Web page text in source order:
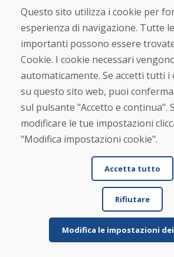
A.Greiner, 09.03.2026
★ ★★★ ★
Gli sci usati sono arrivati ben
giorni. Li ho ordinati durante il fine
Per saperne di più ...
Questo sito utilizza i cookie per
esperienza di navigazione. Tutte
importanti possono essere
Cookie. I cookie necessari
automaticamente. Se accetti tutti i
su questo sito web, puoi
sul pulsante "Accetto e continua".
modificare le tue impostazioni
"Modifica impostazioni cookie".
Accetta tutto
Rifiutare
Modifica le impostazioni